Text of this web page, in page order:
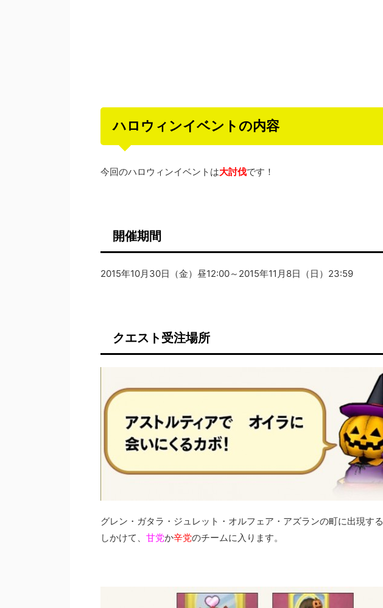
ハロウィンイベントの内容
今回のハロウィンイベントは大討伐です！
開催期間
2015年10月30日（金）昼12:00～2015年11月8日（日）23:59
クエスト受注場所
グレン・ガタラ・ジュレット・オルフェア・アズランの町に出現する
しかけて、 甘党か辛党のチームに入ります。